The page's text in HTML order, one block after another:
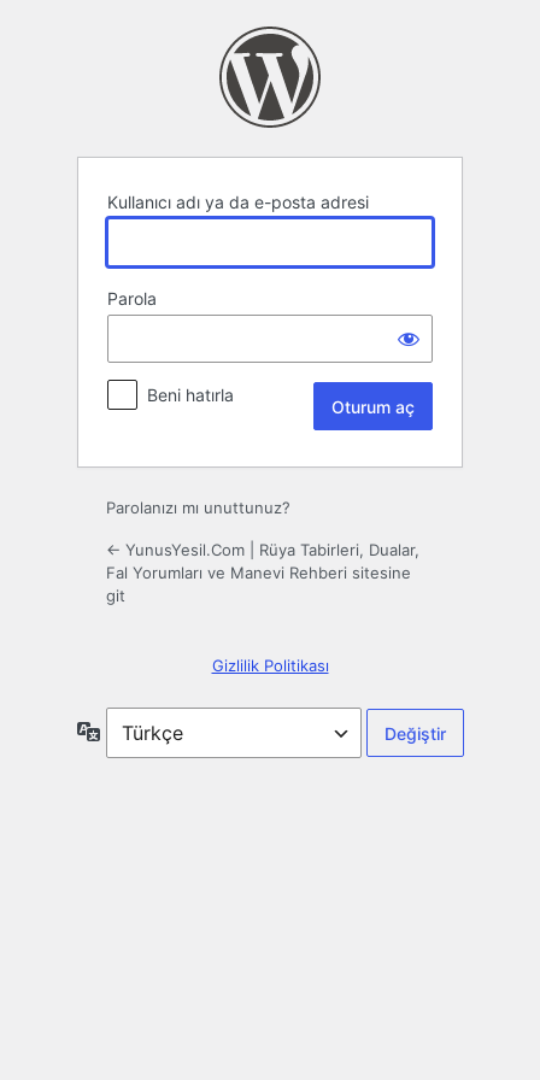
Kullanıcı adı ya da e-posta adresi
Parola
Beni hatırla
Parolanızı mı unuttunuz?
← YunusYesil.Com | Rüya Tabirleri, Dualar,
Fal Yorumları ve Manevi Rehberi sitesine
git
Gizlilik Politikası
Dil